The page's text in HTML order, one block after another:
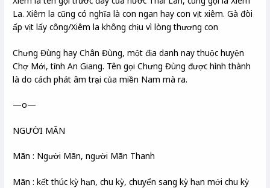
La. Xiêm la cũng có nghĩa là con ngan hay con vịt xiêm. Gà đòi
ấp vịt lấy công/Xiêm la không chịu vì lòng thương con
Chưng Đùng hay Chân Đùng, một địa danh nay thuộc huyện
Chợ Mới, tỉnh An Giang. Tên gọi Chưng Đùng được hình thành
là do cách phát âm trại của miền Nam mà ra.
—o—
NGƯỜI MÃN
Mãn : Người Mãn, người Mãn Thanh
Mãn : kết thúc kỳ hạn, chu kỳ, chuyển sang kỳ hạn mới chu kỳ